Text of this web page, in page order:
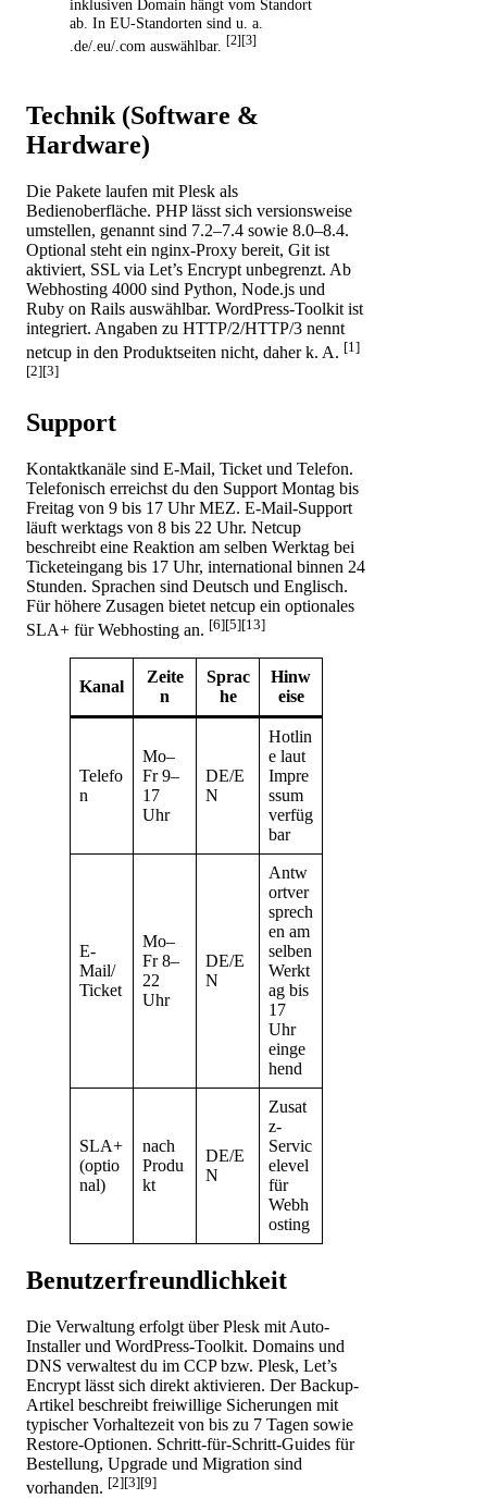
inklusiven Domain hängt vom Standort
ab. In EU-Standorten sind u. a.
.de/.eu/.com auswählbar. [2][3]
Technik (Software &
Hardware)
Die Pakete laufen mit Plesk als
Bedienoberfläche. PHP lässt sich versionsweise
umstellen, genannt sind 7.2–7.4 sowie 8.0–8.4.
Optional steht ein nginx-Proxy bereit, Git ist
aktiviert, SSL via Let’s Encrypt unbegrenzt. Ab
Webhosting 4000 sind Python, Node.js und
Ruby on Rails auswählbar. WordPress-Toolkit ist
integriert. Angaben zu HTTP/2/HTTP/3 nennt
netcup in den Produktseiten nicht, daher k. A. [1]
[2][3]
Support
Kontaktkanäle sind E-Mail, Ticket und Telefon.
Telefonisch erreichst du den Support Montag bis
Freitag von 9 bis 17 Uhr MEZ. E-Mail-Support
läuft werktags von 8 bis 22 Uhr. Netcup
beschreibt eine Reaktion am selben Werktag bei
Ticketeingang bis 17 Uhr, international binnen 24
Stunden. Sprachen sind Deutsch und Englisch.
Für höhere Zusagen bietet netcup ein optionales
SLA+ für Webhosting an. [6][5][13]
Kanal
Zeite
n
Sprac
he
Hinw
eise
Telefo
n
Mo–
Fr 9–
17
Uhr
DE/E
N
Hotlin
e laut
Impre
ssum
verfüg
bar
E-
Mail/
Ticket
Mo–
Fr 8–
22
Uhr
DE/E
N
Antw
ortver
sprech
en am
selben
Werkt
ag bis
17
Uhr
einge
hend
SLA+
(optio
nal)
nach
Produ
kt
DE/E
N
Zusat
z-
Servic
elevel
für
Webh
osting
Benutzerfreundlichkeit
Die Verwaltung erfolgt über Plesk mit Auto-
Installer und WordPress-Toolkit. Domains und
DNS verwaltest du im CCP bzw. Plesk, Let’s
Encrypt lässt sich direkt aktivieren. Der Backup-
Artikel beschreibt freiwillige Sicherungen mit
typischer Vorhaltezeit von bis zu 7 Tagen sowie
Restore-Optionen. Schritt-für-Schritt-Guides für
Bestellung, Upgrade und Migration sind
vorhanden. [2][3][9]